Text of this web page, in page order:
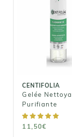
CENTIFOLIA
Gelée
Purifiante
11,50€
Gelée
Purifiante
11,50€